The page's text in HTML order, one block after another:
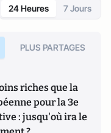
24 Heures 7 Jours
PLUS PARTAGES
riches que la
pour la 3e
: jusqu'où ira le